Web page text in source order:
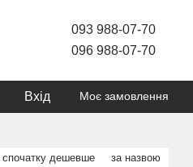
093 988-07-70
096 988-07-70
Вхід Моє замовлення
спочатку дешевше за назвою